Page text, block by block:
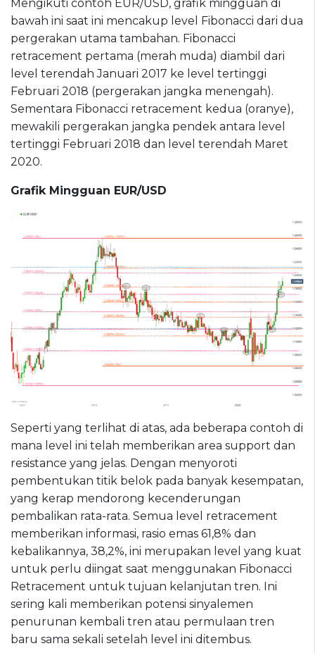
Mengikuti contoh EUR/USD, grafik mingguan di
bawah ini saat ini mencakup level Fibonacci dari dua
pergerakan utama tambahan. Fibonacci
retracement pertama (merah muda) diambil dari
level terendah Januari 2017 ke level tertinggi
Februari 2018 (pergerakan jangka menengah).
Sementara Fibonacci retracement kedua (oranye),
mewakili pergerakan jangka pendek antara level
tertinggi Februari 2018 dan level terendah Maret
2020.
Grafik Mingguan EUR/USD
Seperti yang terlihat di atas, ada beberapa contoh di
mana level ini telah memberikan area support dan
resistance yang jelas. Dengan menyoroti
pembentukan titik belok pada banyak kesempatan,
yang kerap mendorong kecenderungan
pembalikan rata-rata. Semua level retracement
memberikan informasi, rasio emas 61,8% dan
kebalikannya, 38,2%, ini merupakan level yang kuat
untuk perlu diingat saat menggunakan Fibonacci
Retracement untuk tujuan kelanjutan tren. Ini
sering kali memberikan potensi sinyalemen
penurunan kembali tren atau permulaan tren
baru sama sekali setelah level ini ditembus.